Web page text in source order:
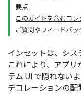
要点
このガイドを含むコレ
ご質問やフィードバ
インセットは、シス
これにより、アプリ
テム UI で隠れない
デコレーションの配